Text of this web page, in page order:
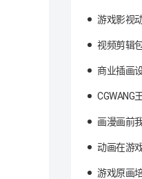
游戏影视
视频剪辑
商业插画
CGWANG
画漫画前
动画在游
游戏原画